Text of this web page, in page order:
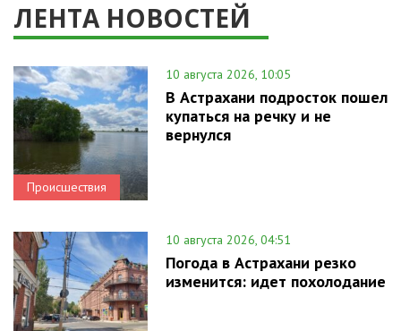
ЛЕНТА НОВОСТЕЙ
Происшествия
10 августа 2026, 10:05
В Астрахани подросток пошел
купаться на речку и не
вернулся
10 августа 2026, 04:51
Погода в Астрахани резко
изменится: идет похолодание